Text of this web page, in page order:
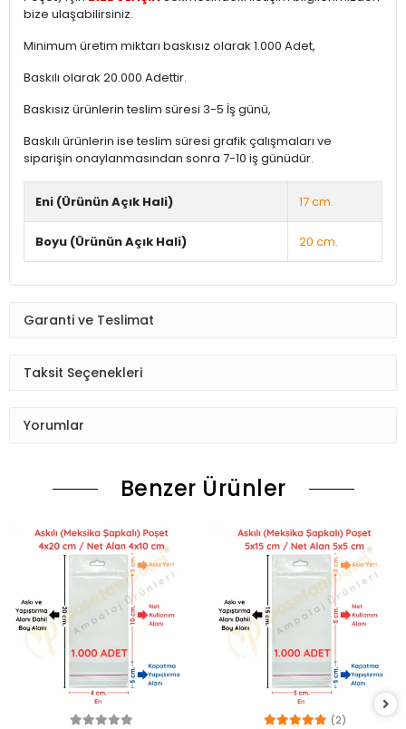
bize ulaşabilirsiniz.
Minimum üretim miktarı baskısız olarak 1.000 Adet,
Baskılı olarak 20.000 Adettir.
Baskısız ürünlerin teslim süresi 3-5 İş günü,
Baskılı ürünlerin ise teslim süresi grafik çalışmaları ve
siparişin onaylanmasından sonra 7-10 iş günüdür.
Eni (Ürünün Açık Hali) 17 cm.
Boyu (Ürünün Açık Hali) 20 cm.
Garanti ve Teslimat
Taksit Seçenekleri
Yorumlar
Benzer Ürünler
(2)